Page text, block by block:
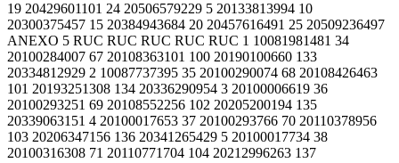
19 20429601101 24 20506579229 5 20133813994 10
20300375457 15 20384943684 20 20457616491 25 20509236497
ANEXO 5 RUC RUC RUC RUC RUC 1 10081981481 34
20100284007 67 20108363101 100 20190100660 133
20334812929 2 10087737395 35 20100290074 68 20108426463
101 20193251308 134 20336290954 3 20100006619 36
20100293251 69 20108552256 102 20205200194 135
20339063151 4 20100017653 37 20100293766 70 20110378956
103 20206347156 136 20341265429 5 20100017734 38
20100316308 71 20110771704 104 20212996263 137